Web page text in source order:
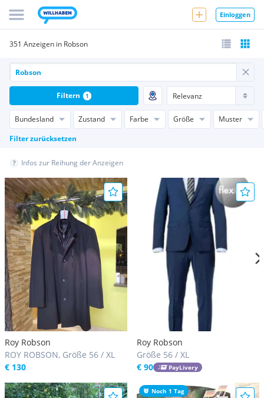
Einloggen
351 Anzeigen in Robson
Bundesland Zustand Farbe Größe
Muster
Filter zurücksetzen
Filtern 1
Infos zur Reihung der Anzeigen
Roy Robson
ROY ROBSON, Größe 56 / XL
€ 130
Roy Robson
Größe 56 / XL
€ 90
PayLivery
Noch 1 Tag